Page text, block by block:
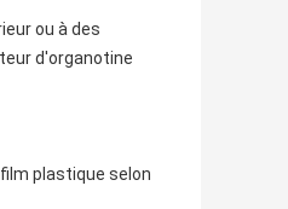
ou à des
d'organotine
plastique selon